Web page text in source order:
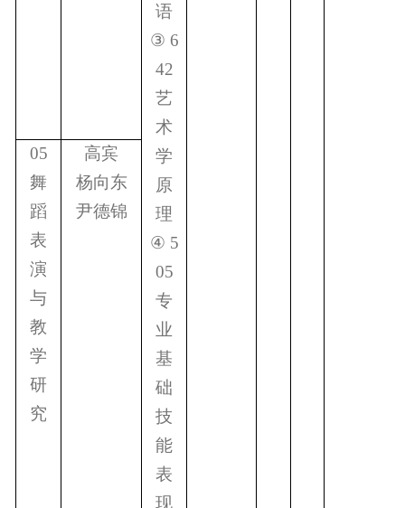
语
③ 6
42
艺
术
学
原
理
④ 5
05
专
业
基
础
技
能
表
现
05
舞
蹈
表
演
与
教
学
研
究
高宾
杨向东
尹德锦